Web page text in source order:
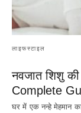
लाइफस्टाइल
नवजात शिशु
Complete
घर में एक नन्हे मेहमान